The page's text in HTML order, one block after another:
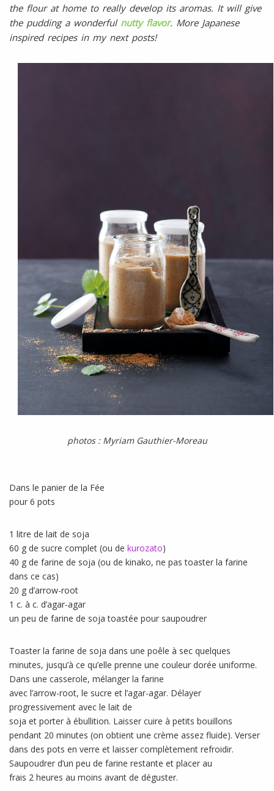
the flour at home to really develop its aromas. It will give
the pudding a wonderful nutty flavor. More Japanese
inspired recipes in my next posts!
photos : Myriam Gauthier-Moreau
Dans le panier de la Fée
pour 6 pots
1 litre de lait de soja
60 g de sucre complet (ou de kurozato)
40 g de farine de soja (ou de kinako, ne pas toaster la farine
dans ce cas)
20 g d’arrow-root
1 c. à c. d’agar-agar
un peu de farine de soja toastée pour saupoudrer
Toaster la farine de soja dans une poêle à sec quelques
minutes, jusqu’à ce qu’elle prenne une couleur dorée uniforme.
Dans une casserole, mélanger la farine
avec l’arrow-root, le sucre et l’agar-agar. Délayer
progressivement avec le lait de
soja et porter à ébullition. Laisser cuire à petits bouillons
pendant 20 minutes (on obtient une crème assez fluide). Verser
dans des pots en verre et laisser complètement refroidir.
Saupoudrer d’un peu de farine restante et placer au
frais 2 heures au moins avant de déguster.